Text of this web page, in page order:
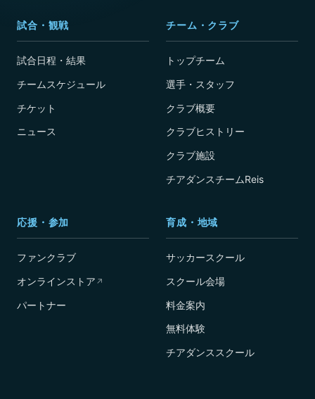
試合・観戦
試合日程・結果
チームスケジュール
チケット
ニュース
チーム・クラブ
トップチーム
選手・スタッフ
クラブ概要
クラブヒストリー
クラブ施設
チアダンスチームReis
応援・参加
ファンクラブ
オンラインストア ↗
パートナー
育成・地域
サッカースクール
スクール会場
料金案内
無料体験
チアダンススクール